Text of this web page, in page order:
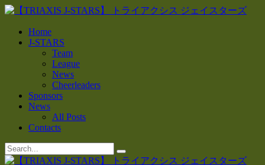
Home
J-STARS
Team
League
News
Cheerleaders
Sponsors
News
All Posts
Contacts